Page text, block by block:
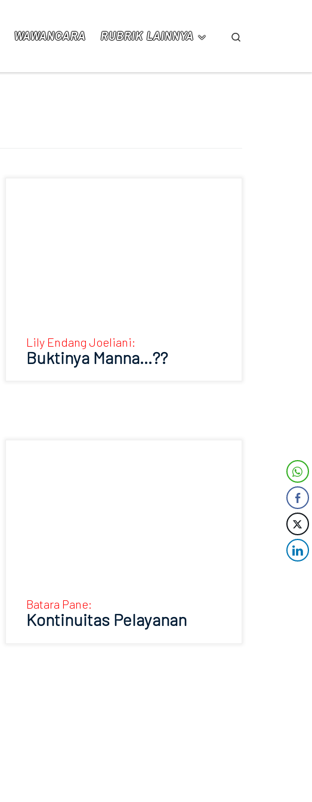
WAWANCARA RUBRIK LAINNYA
Lily Endang Joeliani:
Buktinya Manna…??
Batara Pane:
Kontinuitas Pelayanan